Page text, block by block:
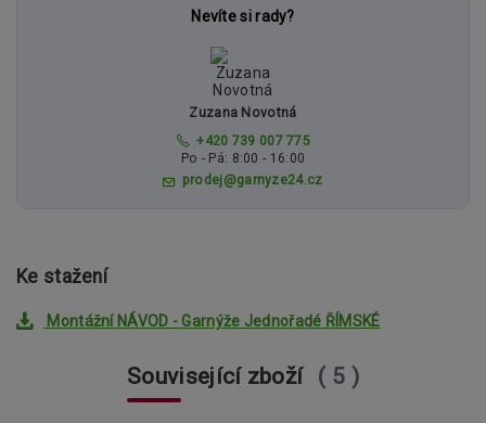
Nevíte si rady?
Zuzana Novotná
+420 739 007 775
Po - Pá: 8:00 - 16:00
prodej@garnyze24.cz
Ke stažení
Montážní NÁVOD - Garnýže Jednořadé ŘÍMSKÉ
Související zboží 5